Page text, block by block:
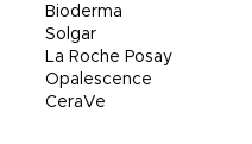
Bioderma
Solgar
La Roche Posay
Opalescence
CeraVe